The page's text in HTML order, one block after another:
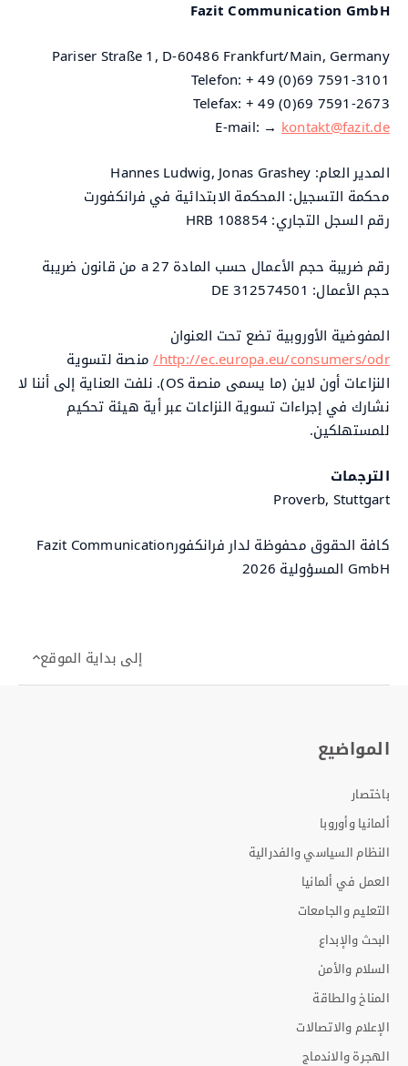
Fazit Communication GmbH
Pariser Straße 1, D-60486 Frankfurt/Main, Germany
Telefon: + 49 (0)69 7591-3101
Telefax: + 49 (0)69 7591-2673
E-mail: → kontakt@fazit.de
المدير العام: Hannes Ludwig, Jonas Grashey
محكمة التسجيل: المحكمة الابتدائية في فرانكفورت
رقم السجل التجاري: HRB 108854
رقم ضريبة حجم الأعمال حسب المادة 27 a من قانون ضريبة
حجم الأعمال: DE 312574501
المفوضية الأوروبية تضع تحت العنوان
http://ec.europa.eu/consumers/odr/ منصة لتسوية
النزاعات أون لاين (ما يسمى منصة OS). نلفت العناية إلى أننا لا
نشارك في إجراءات تسوية النزاعات عبر أية هيئة تحكيم
للمستهلكين.
الترجمات
Proverb, Stuttgart
كافة الحقوق محفوظة لدار فرانكفورFazit Communication
GmbH المسؤولية 2026
إلى بداية الموقع
المواضيع
باختصار
ألمانيا وأوروبا
النظام السياسي والفدرالية
العمل في ألمانيا
التعليم والجامعات
البحث والإبداع
السلام والأمن
المناخ والطاقة
الإعلام والاتصالات
الهجرة والاندماج